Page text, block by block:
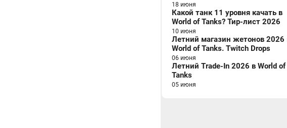
18 июня
Какой танк 11 уровня качать в
World of Tanks? Тир-лист 2026
10 июня
Летний магазин жетонов 2026
World of Tanks. Twitch Drops
06 июня
Летний Trade-In 2026 в World of
Tanks
05 июня